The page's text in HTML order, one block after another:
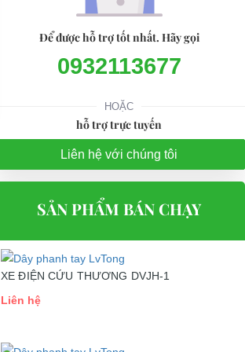
Để được hỗ trợ tốt nhất. Hãy gọi
0932113677
HOẶC
hỗ trợ trực tuyến
Liên hệ với chúng tôi
SẢN PHẨM BÁN CHẠY
XE ĐIỆN CỨU THƯƠNG DVJH-1
Liên hệ